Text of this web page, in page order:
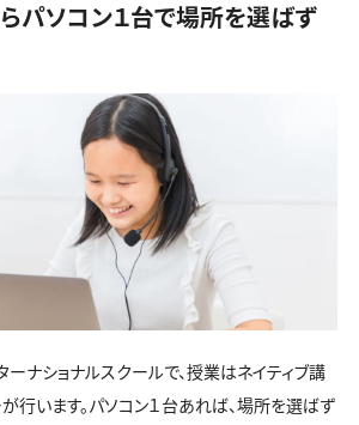
パソコン１台で場所を選ばず
ーナショナルスクールで、授業はネイティブ講
行います。パソコン１台あれば、場所を選ばず